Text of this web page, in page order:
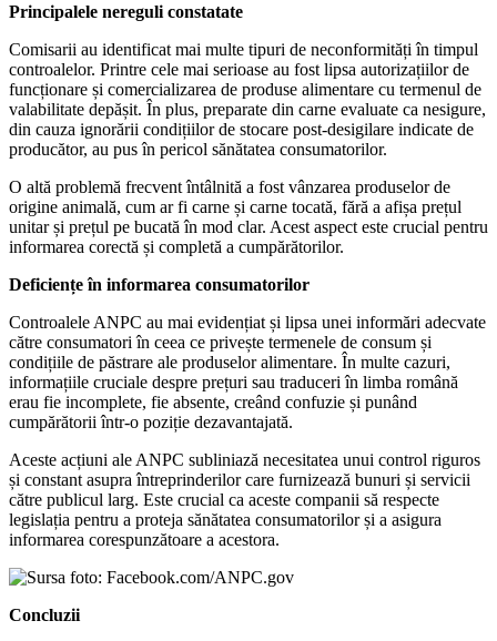
Principalele nereguli constatate
Comisarii au identificat mai multe tipuri de neconformități în timpul
controalelor. Printre cele mai serioase au fost lipsa autorizațiilor de
funcționare și comercializarea de produse alimentare cu termenul de
valabilitate depășit. În plus, preparate din carne evaluate ca nesigure,
din cauza ignorării condițiilor de stocare post-desigilare indicate de
producător, au pus în pericol sănătatea consumatorilor.
O altă problemă frecvent întâlnită a fost vânzarea produselor de
origine animală, cum ar fi carne și carne tocată, fără a afișa prețul
unitar și prețul pe bucată în mod clar. Acest aspect este crucial pentru
informarea corectă și completă a cumpărătorilor.
Deficiențe în informarea consumatorilor
Controalele ANPC au mai evidențiat și lipsa unei informări adecvate
către consumatori în ceea ce privește termenele de consum și
condițiile de păstrare ale produselor alimentare. În multe cazuri,
informațiile cruciale despre prețuri sau traduceri în limba română
erau fie incomplete, fie absente, creând confuzie și punând
cumpărătorii într-o poziție dezavantajată.
Aceste acțiuni ale ANPC subliniază necesitatea unui control riguros
și constant asupra întreprinderilor care furnizează bunuri și servicii
către publicul larg. Este crucial ca aceste companii să respecte
legislația pentru a proteja sănătatea consumatorilor și a asigura
informarea corespunzătoare a acestora.
Concluzii